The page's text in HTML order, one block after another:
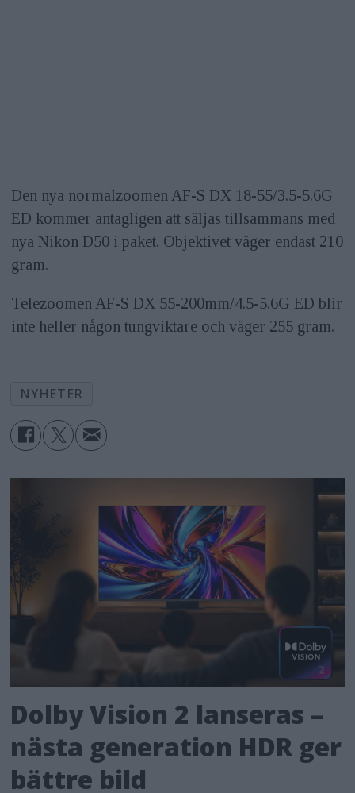
Den nya normalzoomen AF-S DX 18-55/3.5-5.6G
ED kommer antagligen att säljas tillsammans med
nya Nikon D50 i paket. Objektivet väger endast 210
gram.
Telezoomen AF-S DX 55-200mm/4.5-5.6G ED blir
inte heller någon tungviktare och väger 255 gram.
NYHETER
Dolby Vision 2 lanseras –
nästa generation HDR ger
bättre bild